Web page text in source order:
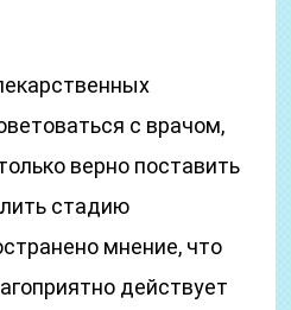
с врачом,
верно поставить
стадию
мнение, что
действует